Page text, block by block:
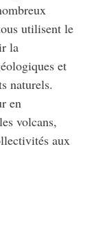
utilisent le
la
et
naturels.
en
volcans,
aux